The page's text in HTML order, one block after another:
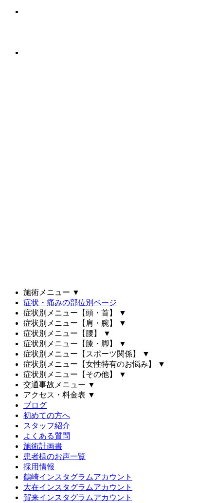
施術メニュー ▼
症状・痛みの部位別ページ
症状別メニュー【頭・首】
▼
症状別メニュー【肩・腕】
▼
症状別メニュー【腰】
▼
症状別メニュー【膝・脚】
▼
症状別メニュー【スポーツ関係】
▼
症状別メニュー【女性特有のお悩み】
▼
症状別メニュー【その他】
▼
交通事故メニュー ▼
アクセス・料金表 ▼
ブログ
初めての方へ
スタッフ紹介
よくある質問
施術計画書
患者様のお声一覧
採用情報
鶴崎インスタグラムアカウント
大在インスタグラムアカウント
賀来インスタグラムアカウント